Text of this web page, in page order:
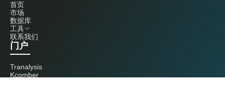
首页
市场
数据库
工具
联系我们
门户
Tranalysis
Kcomber